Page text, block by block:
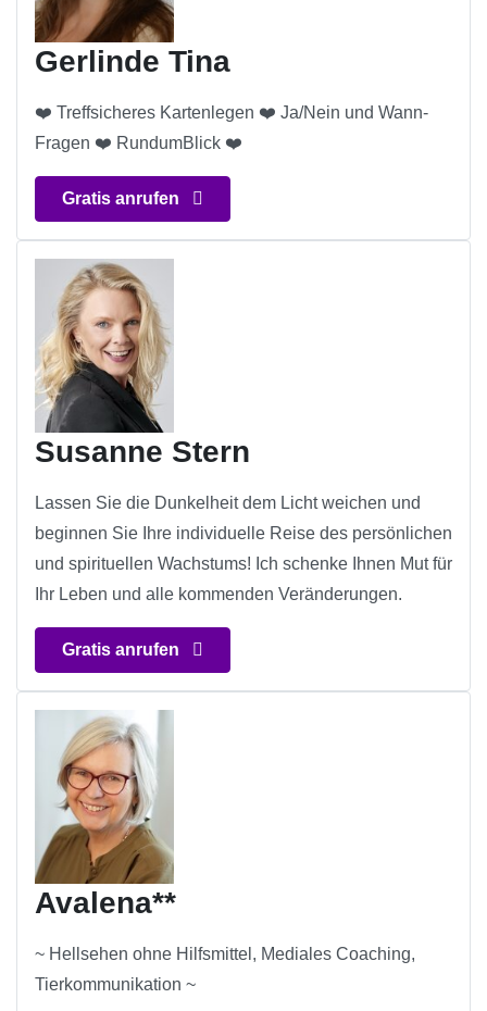
Gerlinde Tina
❤️ Treffsicheres Kartenlegen ❤️ Ja/Nein und Wann-
Fragen ❤️ RundumBlick ❤️
Gratis anrufen
Susanne Stern
Lassen Sie die Dunkelheit dem Licht weichen und
beginnen Sie Ihre individuelle Reise des persönlichen
und spirituellen Wachstums! Ich schenke Ihnen Mut für
Ihr Leben und alle kommenden Veränderungen.
Gratis anrufen
Avalena**
~ Hellsehen ohne Hilfsmittel, Mediales Coaching,
Tierkommunikation ~